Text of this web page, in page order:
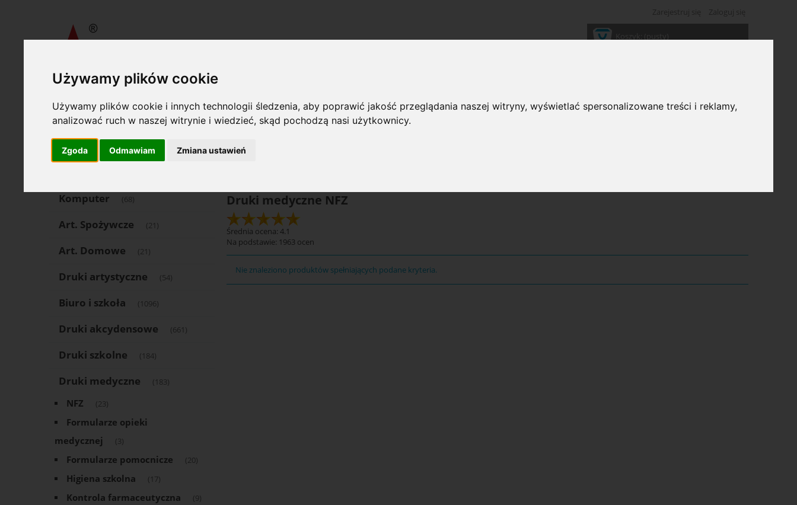
Używamy plików cookie
Używamy plików cookie i innych technologii śledzenia, aby poprawić jakość przeglądania naszej witryny, wyświetlać spersonalizowane treści i reklamy,
analizować ruch w naszej witrynie i wiedzieć, skąd pochodzą nasi użytkownicy.
Zgoda Odmawiam Zmiana ustawień
Druki medyczne NFZ
Oferta
Art. Piśmienne (1504)
Komputer (68)
Art. Spożywcze (21)
Art. Domowe (21)
Druki artystyczne (54)
Biuro i szkoła (1096)
Druki akcydensowe (661)
Druki szkolne (184)
Druki medyczne (183)
NFZ (23)
Formularze opieki
medycznej
(3)
Formularze pomocnicze (20)
Higiena szkolna (17)
Kontrola farmaceutyczna (9)
Opcje przeglądania
Kategorie: Druki medyczne NFZ
Druki medyczne NFZ
Średnia ocena: 4.1
Na podstawie: 1963 ocen
Nie znaleziono produktów spełniających podane kryteria.